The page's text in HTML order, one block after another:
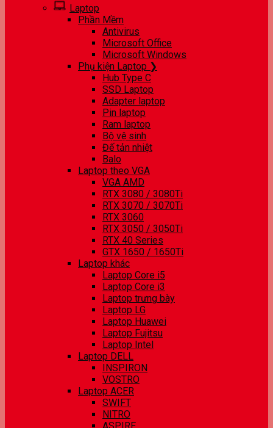
Laptop
Phần Mềm
Antivirus
Microsoft Office
Microsoft Windows
Phụ kiện Laptop ❯
Hub Type C
SSD Laptop
Adapter laptop
Pin laptop
Ram laptop
Bộ vệ sinh
Đế tản nhiệt
Balo
Laptop theo VGA
VGA AMD
RTX 3080 / 3080Ti
RTX 3070 / 3070Ti
RTX 3060
RTX 3050 / 3050Ti
RTX 40 Series
GTX 1650 / 1650Ti
Laptop khác
Laptop Core i5
Laptop Core i3
Laptop trưng bày
Laptop LG
Laptop Huawei
Laptop Fujitsu
Laptop Intel
Laptop DELL
INSPIRON
VOSTRO
Laptop ACER
SWIFT
NITRO